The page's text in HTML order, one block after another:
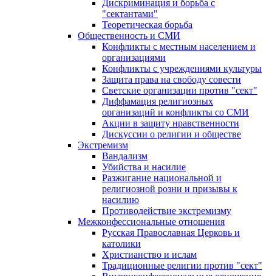
Дискриминация и борьба с
"сектантами"
Теоретическая борьба
Общественность и СМИ
Конфликты с местным населением и
организациями
Конфликты с учреждениями культуры
Защита права на свободу совести
Светские организации против "сект"
Диффамация религиозных
организаций и конфликты со СМИ
Акции в защиту нравственности
Дискуссии о религии и обществе
Экстремизм
Вандализм
Убийства и насилие
Разжигание национальной и
религиозной розни и призывы к
насилию
Противодействие экстремизму
Межконфессиональные отношения
Русская Православная Церковь и
католики
Христианство и ислам
Традиционные религии против "сект"